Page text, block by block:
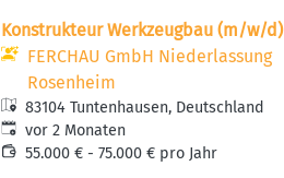
Konstruk­teur Werk­zeugbau (m/w/d)
FERCHAU GmbH Niederlassung
Rosenheim
83104 Tuntenhausen, Deutschland
Veröffentlicht:
vor 2 Monaten
55.000 € - 75.000 € pro Jahr